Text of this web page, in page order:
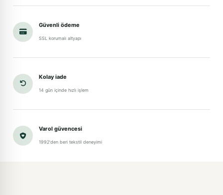
Güvenli ödeme
SSL korumalı altyapı
Kolay iade
14 gün içinde hızlı işlem
Varol güvencesi
1992'den beri tekstil deneyimi